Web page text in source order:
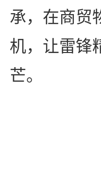
承，在商贸
机，让雷锋
芒。